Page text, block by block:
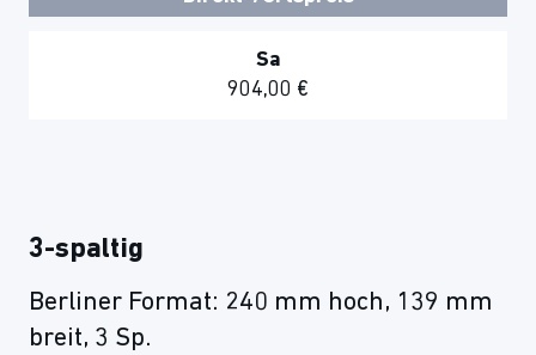
Sa
904,00 €
3-spaltig
Berliner Format: 240 mm hoch, 139 mm
breit, 3 Sp.